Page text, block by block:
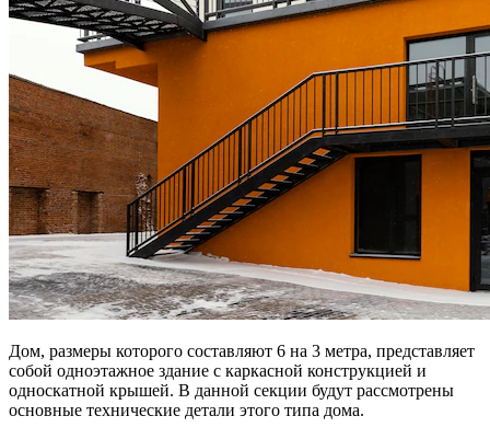
Дом, размеры которого составляют 6 на 3 метра, представляет
собой одноэтажное здание с каркасной конструкцией и
односкатной крышей. В данной секции будут рассмотрены
основные технические детали этого типа дома.